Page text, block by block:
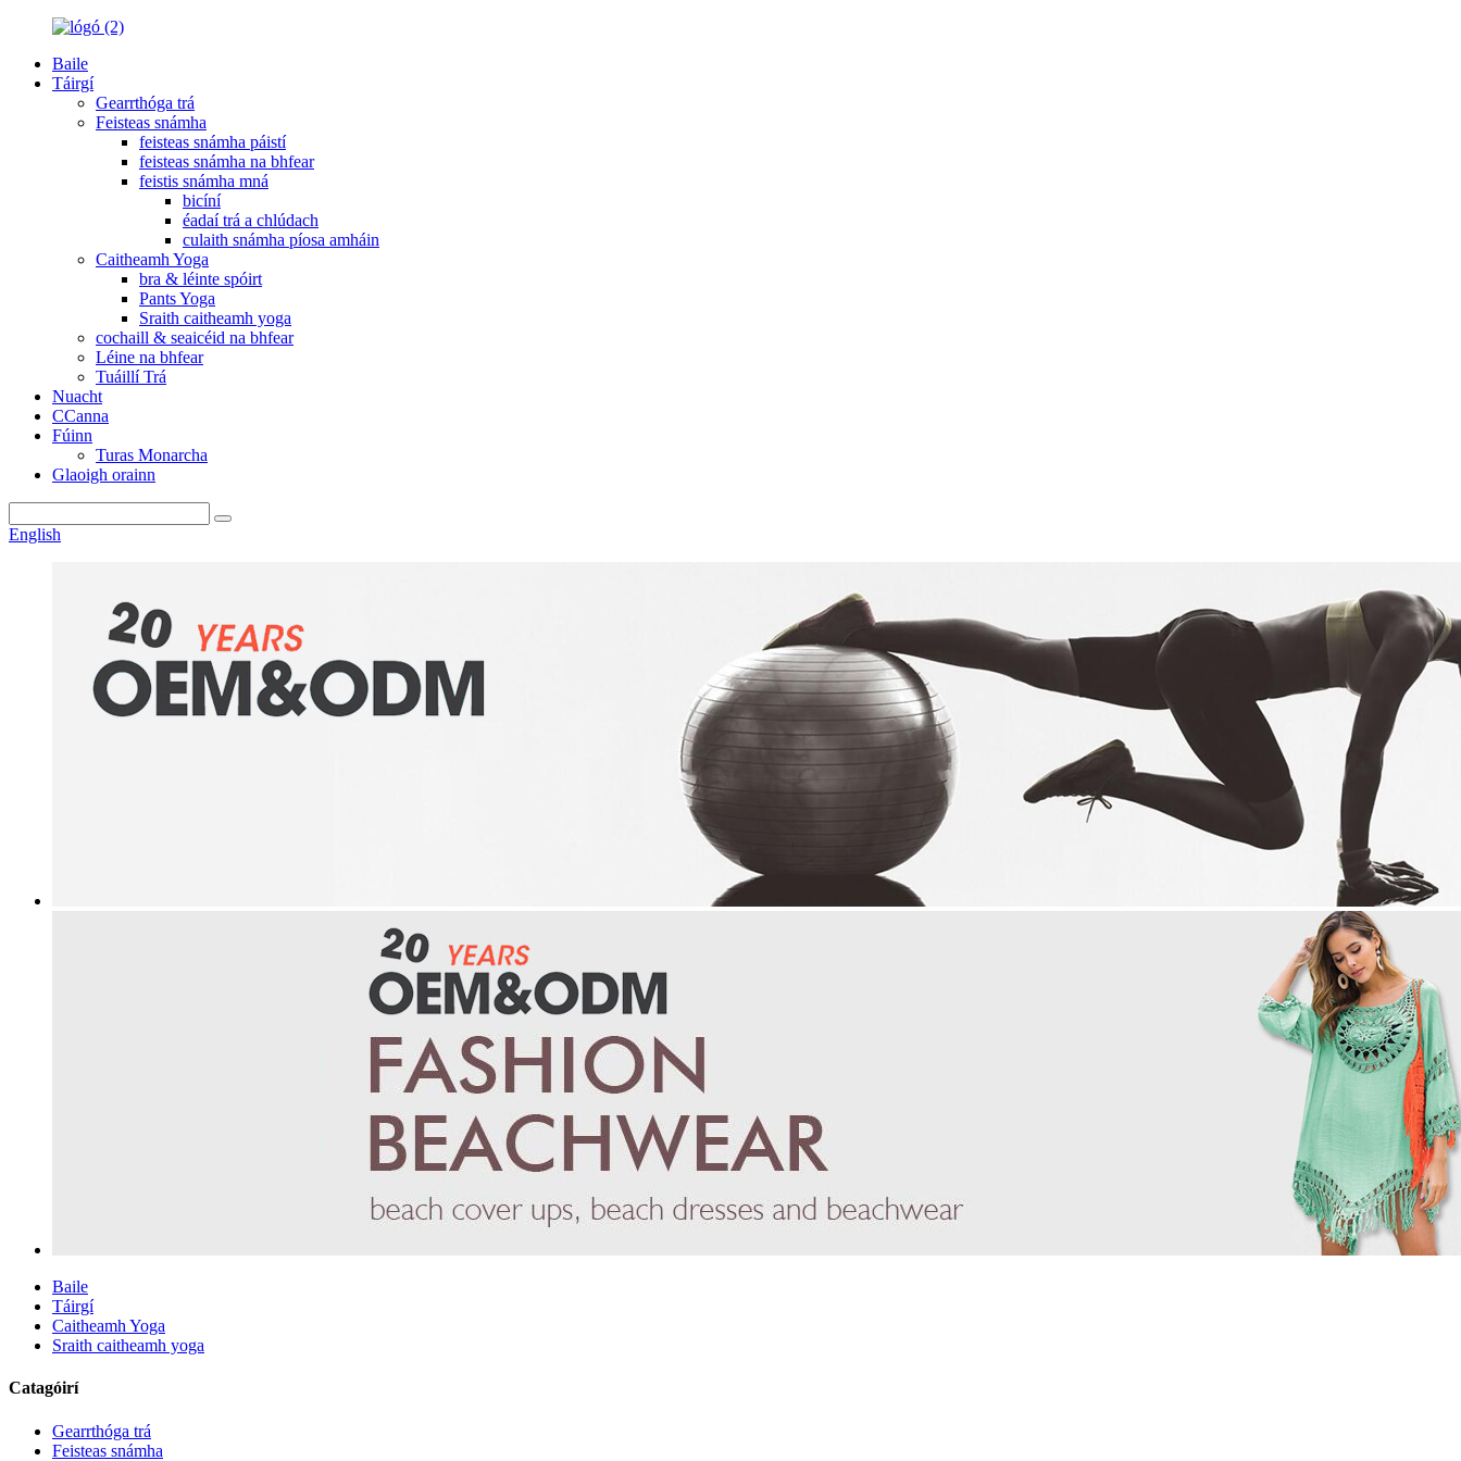
Baile
Táirgí
Gearrthóga trá
Feisteas snámha
feisteas snámha páistí
feisteas snámha na bhfear
feistis snámha mná
bicíní
éadaí trá a chlúdach
culaith snámha píosa amháin
Caitheamh Yoga
bra & léinte spóirt
Pants Yoga
Sraith caitheamh yoga
cochaill & seaicéid na bhfear
Léine na bhfear
Tuáillí Trá
Nuacht
CCanna
Fúinn
Turas Monarcha
Glaoigh orainn
English
Baile
Táirgí
Caitheamh Yoga
Sraith caitheamh yoga
Catagóirí
Gearrthóga trá
Feisteas snámha